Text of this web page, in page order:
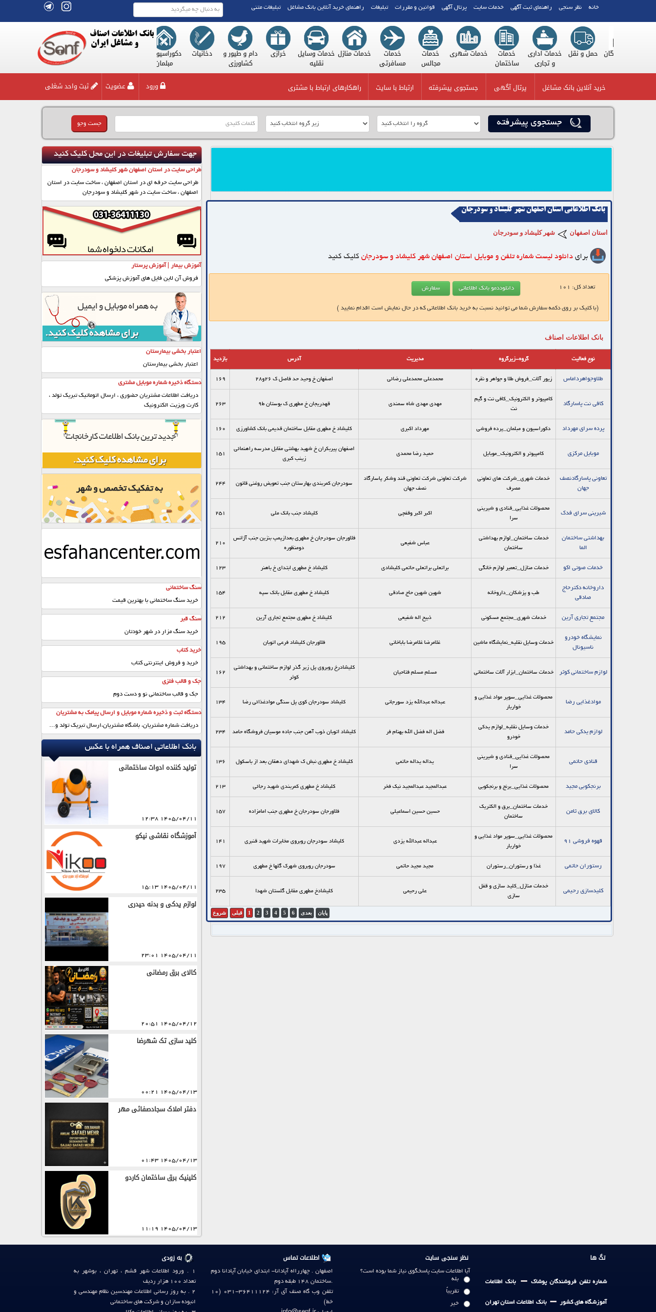
خانه نظر سنجی راهنمای ثبت آگهی خدمات سایت پرتال آگهی قوانین و مقررات تبلیغات راهنمای خرید آنلاین بانک مشاغل تبلیغات متنی
فروشان)
تولیدکنندگان حمل و نقل خدمات اداری
و تجاری
خدمات
ساختمان
خدمات شهری
خدمات
مجالس
خدمات
مسافرتی
خدمات منازل خدمات وسایل
خرازی
دام و طیور و
کشاورزی
دخانیات
دکوراسیون و
مبلمان
صنعت طب و پزشکان
بانک اطلاعات اصناف
و مشاغل ایران
خرید آنلاین بانک مشاغل پرتال آگهی جستجوی پیشرفته ارتباط با سایت راهکارهای ارتباط با مشتری ثبت واحد شغلی عضویت ورود
icon جستجوی پیشرفته
بانک اطلاعاتی استان اصفهان شهر کلیشاد و سودرجان
استان اصفهان شهر کلیشاد و سودرجان
برای دانلود لیست شماره تلفن و موبایل استان اصفهان شهر کلیشاد و سودرجان کلیک کنید
تعداد کل: 101
(با کلیک بر روی دکمه سفارش شما می توانید نسبت به خرید بانک اطلاعاتی که در حال نمایش است اقدام نمایید )
بانک اطلاعات اصناف
نوع فعالیت گروه-زیرگروه مدیریت آدرس بازدید
طلاوجواهرداماس زیور آلات_فروش طلا و جواهر و نقره محمدعلی محمدعلی رضائی اصفهان خ وحید حد فاصل ک 26و28 169
کافی نت پاسارگاد
کامپیوتر و الکترونیک_کافی نت و گیم
نت
مهدی مهدی شاه سمندی قهدریجان خ مطهری ک بوستان ط9 263
پرده سرای مهرداد دکوراسیون و مبلمان_پرده فروشی مهرداد اکبری کلیشاد خ مطهری مقابل ساختمان قدیمی بانک کشاورزی 160
موبایل مرکزی کامپیوتر و الکترونیک_موبایل حمید رضا محمدی
اصفهان پیربکران خ شهید بهشتی مقابل مدرسه راهنمائی
زینب کبری
151
تعاونی پاسارگادنصف
جهان
خدمات شهری_شرکت های تعاونی
مصرف
شرکت تعاونی شرکت تعاونی قند وشکر پاسارگاد
نصف جهان
سودرجان کمربندی بهارستان جنب تعویض روغنی قانون 244
شیرینی سرای فدک
محصولات غذایی_قنادی و شیرینی
سرا
اکبر اکبر وقفچی کلیشاد جنب بانک ملی 251
بهداشتی ساختمان
الما
خدمات ساختمان_لوازم بهداشتی
ساختمان
عباس شفیعی
فلاورجان سودرجان خ مطهری بعدازپمپ بنزین جنب آژانس
دومنظوره
210
خدمات صوتی اکو خدمات منازل_تعمیر لوازم خانگی براتعلی براتعلی حاتمی کلیشادی کلیشاد خ مطهری ابتدای خ باهنر 123
داروخانه دکترحاج
صادقی
طب و پزشکان_داروخانه شهین شهین حاج صادقی کلیشاد خ مطهری مقابل بانک سپه 154
مجتمع تجاری آرین خدمات شهری_مجتمع مسکونی ذبیح اله شفیعی کلیشاد خ مطهری مجتمع تجاری آرین 212
نمایشگاه خودرو
ناسیونال
خدمات وسایل نقلیه_نمایشگاه ماشین غلامرضا غلامرضا باباخانی فلاورجان کلیشاد فرعی اتوبان 195
لوازم ساختمانی کوثر خدمات ساختمان_ابزار آلات ساختمانی مسلم مسلم فتاحیان
کلیشادرخ روبروی پل زیر گذر لوازم ساختمانی و بهداشتی
کوثر
162
موادغذایی رضا
محصولات غذایی_سوپر مواد غذایی و
خواربار
عبداله عبدالله یزد سورجانی کلیشاد سودرجان کوی پل سنگی موادغذائی رضا 134
لوازم یدکی حامد
خدمات وسایل نقلیه_لوازم یدکی
خودرو
فضل اله فضل الله بهنام فر کلیشاد اتوبان ذوب آهن جنب جاده موسیان فروشگاه حامد 234
قنادی حاتمی
محصولات غذایی_قنادی و شیرینی
سرا
یداله یداله حاتمی کلیشاد خ مطهری نبش ک شهدای دهقان بعد از باسکول 136
برنجکوبی مجید محصولات غذایی_برنج و برنجکوبی عبدالمجید عبدالمجید نیک فخر کلیشاد خ مطهری کمربندی شهید رجائی 213
کالای برق ثامن
خدمات ساختمان_برق و الکتریک
ساختمان
حسین حسین اسماعیلی فلاورجان سودرجان خ مطهری جنب امامزاده 157
قهوه فروشی 91
محصولات غذایی_سوپر مواد غذایی و
خواربار
عبداله عبدالله یزدی کلیشاد سودرجان روبروی مخابرات شهید قنبری 141
رستوران حاتمی غذا و رستوران_رستوران مجید مجید حاتمی سودرجان روبروی شهرک گلها خ مطهری 197
کلیدسازی رحیمی
خدمات منازل_کلید سازی و قفل
سازی
علی رحیمی کلیشادخ مطهری مقابل گلستان شهدا 235
شروع قبلی 1 2 3 4 5 6 بعدی پایان
جهت سفارش تبلیغات در این محل کلیک کنید
طراحی سایت در استان اصفهان شهر کلیشاد و سودرجان
طراحی سایت حرفه ای در استان اصفهان ، ساخت سایت در استان
اصفهان ، ساخت سایت در شهر کلیشاد و سودرجان
آموزش بیمار | آموزش پرستار
فروش آن لاین فایل های آموزش پزشکی
اعتبار بخشی بیمارستان
اعتبار بخشی بیمارستان
دستگاه ذخیره شماره موبایل مشتری
دریافت اطلاعات مشتریان حضوری ، ارسال اتوماتیک تبریک تولد ،
کارت ویزیت الکترونیک
سنگ ساختمانی
خرید سنگ ساختمانی با بهترین قیمت
سنگ قبر
خرید سنگ مزار در شهر خودتان
خرید کتاب
خرید و فروش اینترنتی کتاب
جک و قالب فلزی
جک و قالب ساختمانی نو و دست دوم
دستگاه ثبت و ذخیره شماره موبایل و ارسال پیامک به مشتریان
دریافت شماره مشتریان، باشگاه مشتریان،ارسال تبریک تولد و...
بانک اطلاعاتی اصناف همراه با عکس
تولید کننده ادوات ساختمانی
1405/04/11 12:38
آموزشگاه نقاشی نیکو
1405/04/11 15:13
لوازم یدکی و بدنه حیدری
1405/04/11 23:01
کالای برق رمضانی
1405/04/12 20:51
کلید سازی تک شهرضا
1405/04/13 00:21
دفتر املاک سجادصفائی مهر
1405/04/13 01:43
کلینیک برق ساختمان کاردو
1405/04/13 11:19
تگ ها
شماره تلفن فروشندگان پوشاک- بانک اطلاعات
آموزشگاه های کشور -بانک اطلاعات استان تهران
نظر سنجی سایت
آیا اطلاعات سایت پاسخگوی نیاز شما بوده است؟
بله
تقریباً
خیر
اطلاعات تماس
اصفهان . چهاررااه آپادانا- ابتدای خیابان آپادانا دوم
.ساختمان 148 طبقه دوم
تلفن وب گاه صنف آی آر: 36411124-031 (10
خط)
به زودی
1 . ورود اطلاعات شهر قشم،تهران ، بوشهر
به
تعداد 100 هزار ردیف
2 . به روز رسانی
اطلاعات مهندسین نظام مهندسیو
انبوده سازانو شرکت های ساختمانی